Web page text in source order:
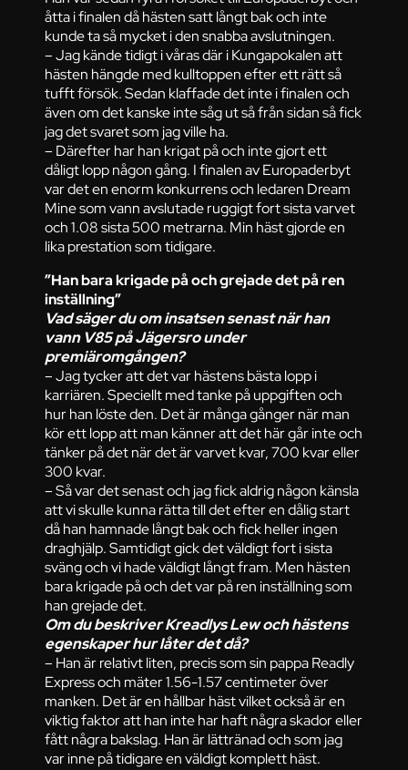
åtta i finalen då hästen satt långt bak och inte
kunde ta så mycket i den snabba avslutningen.
– Jag kände tidigt i våras där i Kungapokalen att
hästen hängde med kulltoppen efter ett rätt så
tufft försök. Sedan klaffade det inte i finalen och
även om det kanske inte såg ut så från sidan så fick
jag det svaret som jag ville ha.
– Därefter har han krigat på och inte gjort ett
dåligt lopp någon gång. I finalen av Europaderbyt
var det en enorm konkurrens och ledaren Dream
Mine som vann avslutade ruggigt fort sista varvet
och 1.08 sista 500 metrarna. Min häst gjorde en
lika prestation som tidigare.
”Han bara krigade på och grejade det på ren
inställning”
Vad säger du om insatsen senast när han
vann V85 på Jägersro under
premiäromgången?
– Jag tycker att det var hästens bästa lopp i
karriären. Speciellt med tanke på uppgiften och
hur han löste den. Det är många gånger när man
kör ett lopp att man känner att det här går inte och
tänker på det när det är varvet kvar, 700 kvar eller
300 kvar.
– Så var det senast och jag fick aldrig någon känsla
att vi skulle kunna rätta till det efter en dålig start
då han hamnade långt bak och fick heller ingen
draghjälp. Samtidigt gick det väldigt fort i sista
sväng och vi hade väldigt långt fram. Men hästen
bara krigade på och det var på ren inställning som
han grejade det.
Om du beskriver Kreadlys Lew och hästens
egenskaper hur låter det då?
– Han är relativt liten, precis som sin pappa Readly
Express och mäter 1.56-1.57 centimeter över
manken. Det är en hållbar häst vilket också är en
viktig faktor att han inte har haft några skador eller
fått några bakslag. Han är lättränad och som jag
var inne på tidigare en väldigt komplett häst.